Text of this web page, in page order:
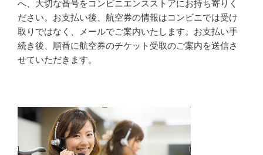
へ、大切な番号をコンビニエンスストアにお持ち寄りく
ださい。お支払い後、航空券の情報はコンビニでは受け
取りではなく、メールでご案内いたします。お支払い手
続き後、順番に航空券のチケット受取のご案内を送信さ
せていただきます。